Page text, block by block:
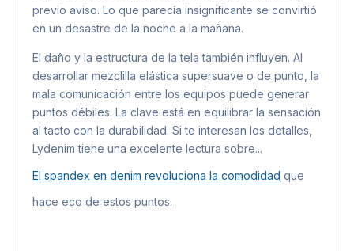
previo aviso. Lo que parecía insignificante se convirtió
en un desastre de la noche a la mañana.
El daño y la estructura de la tela también influyen. Al
desarrollar mezclilla elástica supersuave o de punto, la
mala comunicación entre los equipos puede generar
puntos débiles. La clave está en equilibrar la sensación
al tacto con la durabilidad. Si te interesan los detalles,
Lydenim tiene una excelente lectura sobre...
El spandex en denim revoluciona la comodidad que
hace eco de estos puntos.